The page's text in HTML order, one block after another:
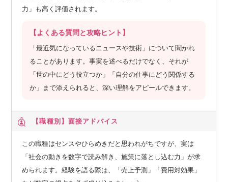
力」も高く評価されます。
【よくある質問と攻略ヒント】
「最近気になっているニュースや技術」について聞かれ
ることがあります。事実を述べるだけでなく、それが
「世の中にどう役立つか」「自分の仕事にどう関係する
か」まで添えられると、深い理解をアピールできます。
【職種別】 面接アドバイス
この職種はセンスやひらめきだと思われがちですが、実は
「社会の動きを数字で読み解き、施策に落とし込む力」が求
められます。経験を語る際は、「売上予測」「費用対効果」